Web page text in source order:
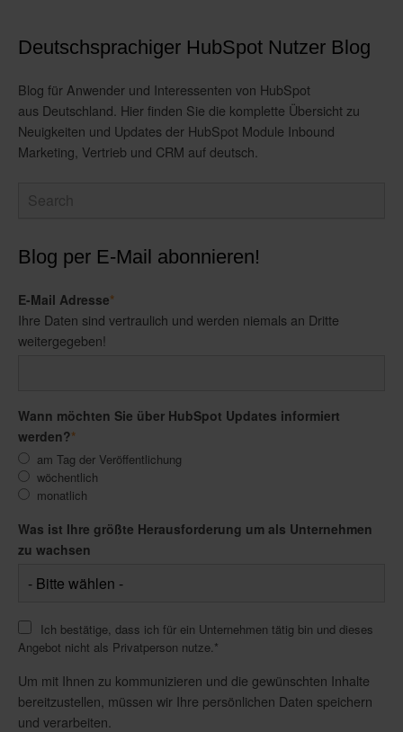
Deutschsprachiger HubSpot Nutzer Blog
Blog für Anwender und Interessenten von HubSpot
aus Deutschland. Hier finden Sie die komplette Übersicht zu
Neuigkeiten und Updates der HubSpot Module Inbound
Marketing, Vertrieb und CRM auf deutsch.
Blog per E-Mail abonnieren!
E-Mail Adresse*
Ihre Daten sind vertraulich und werden niemals an Dritte
weitergegeben!
Wann möchten Sie über HubSpot Updates informiert
werden?*
am Tag der Veröffentlichung
wöchentlich
monatlich
Was ist Ihre größte Herausforderung um als Unternehmen
zu wachsen
Ich bestätige, dass ich für ein Unternehmen tätig bin und dieses
Angebot nicht als Privatperson nutze. *
Um mit Ihnen zu kommunizieren und die gewünschten Inhalte
bereitzustellen, müssen wir Ihre persönlichen Daten speichern
und verarbeiten.